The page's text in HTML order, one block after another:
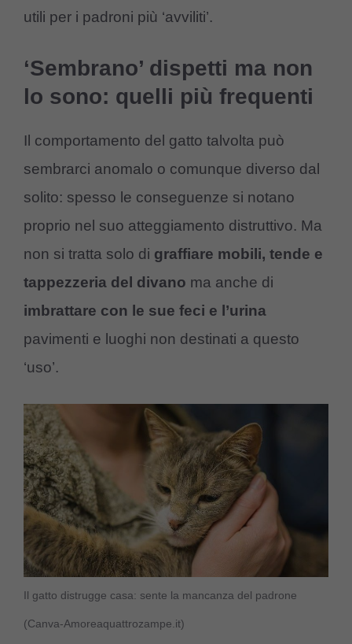
utili per i padroni più ‘avviliti’.
‘Sembrano’ dispetti ma non
lo sono: quelli più frequenti
Il comportamento del gatto talvolta può
sembrarci anomalo o comunque diverso dal
solito: spesso le conseguenze si notano
proprio nel suo atteggiamento distruttivo. Ma
non si tratta solo di graffiare mobili, tende e
tappezzeria del divano ma anche di
imbrattare con le sue feci e l’urina
pavimenti e luoghi non destinati a questo
‘uso’.
Il gatto distrugge casa: sente la mancanza del padrone
(Canva-Amoreaquattrozampe.it)